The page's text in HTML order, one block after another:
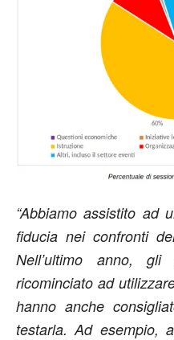
“Abbiamo assistito ad
fiducia nei confronti
Nell’ultimo anno,
ricominciato ad
hanno anche
testarla. Ad esempio,